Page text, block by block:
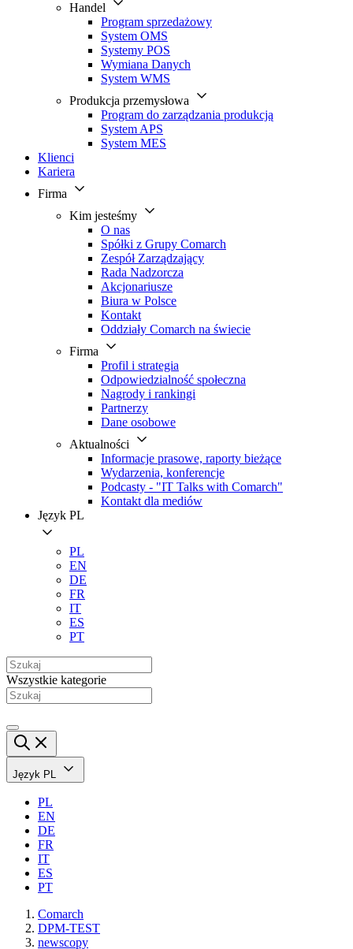
Handel
Program sprzedażowy
System OMS
Systemy POS
Wymiana Danych
System WMS
Produkcja przemysłowa
Program do zarządzania produkcją
System APS
System MES
Klienci
Kariera
Firma
Kim jesteśmy
O nas
Spółki z Grupy Comarch
Zespół Zarządzający
Rada Nadzorcza
Akcjonariusze
Biura w Polsce
Kontakt
Oddziały Comarch na świecie
Firma
Profil i strategia
Odpowiedzialność społeczna
Nagrody i rankingi
Partnerzy
Dane osobowe
Aktualności
Informacje prasowe, raporty bieżące
Wydarzenia, konferencje
Podcasty - "IT Talks with Comarch"
Kontakt dla mediów
Język PL
PL
EN
DE
FR
IT
ES
PT
Wszystkie kategorie
Język PL
PL
EN
DE
FR
IT
ES
PT
Comarch
DPM-TEST
newscopy